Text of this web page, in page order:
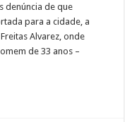
denúncia de que
para a cidade, a
Alvarez, onde
de 33 anos –